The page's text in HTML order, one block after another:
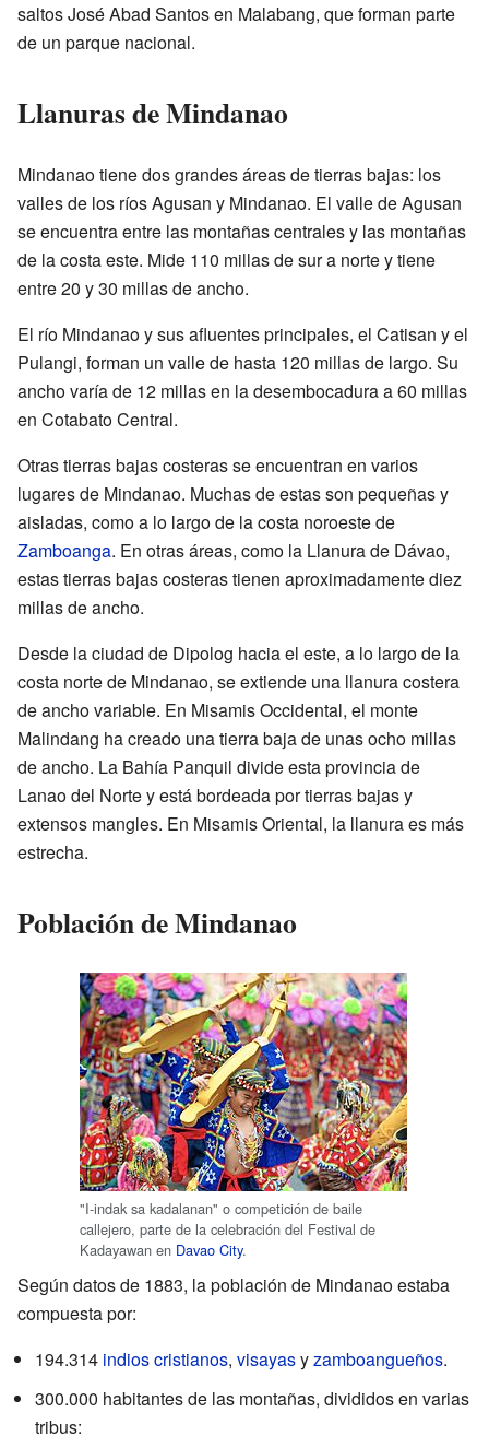
saltos José Abad Santos en Malabang, que forman parte
de un parque nacional.
Llanuras de Mindanao
Mindanao tiene dos grandes áreas de tierras bajas: los
valles de los ríos Agusan y Mindanao. El valle de Agusan
se encuentra entre las montañas centrales y las montañas
de la costa este. Mide 110 millas de sur a norte y tiene
entre 20 y 30 millas de ancho.
El río Mindanao y sus afluentes principales, el Catisan y el
Pulangi, forman un valle de hasta 120 millas de largo. Su
ancho varía de 12 millas en la desembocadura a 60 millas
en Cotabato Central.
Otras tierras bajas costeras se encuentran en varios
lugares de Mindanao. Muchas de estas son pequeñas y
aisladas, como a lo largo de la costa noroeste de
Zamboanga. En otras áreas, como la Llanura de Dávao,
estas tierras bajas costeras tienen aproximadamente diez
millas de ancho.
Desde la ciudad de Dipolog hacia el este, a lo largo de la
costa norte de Mindanao, se extiende una llanura costera
de ancho variable. En Misamis Occidental, el monte
Malindang ha creado una tierra baja de unas ocho millas
de ancho. La Bahía Panquil divide esta provincia de
Lanao del Norte y está bordeada por tierras bajas y
extensos mangles. En Misamis Oriental, la llanura es más
estrecha.
Población de Mindanao
"I-indak sa kadalanan" o competición de baile
callejero, parte de la celebración del Festival de
Kadayawan en Davao City.
Según datos de 1883, la población de Mindanao estaba
compuesta por:
194.314 indioscristianos, visayasyzamboangueños.
300.000 habitantes de las montañas, divididos en varias
tribus: